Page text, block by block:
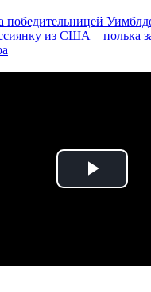
победительницей
из США – полька
Play